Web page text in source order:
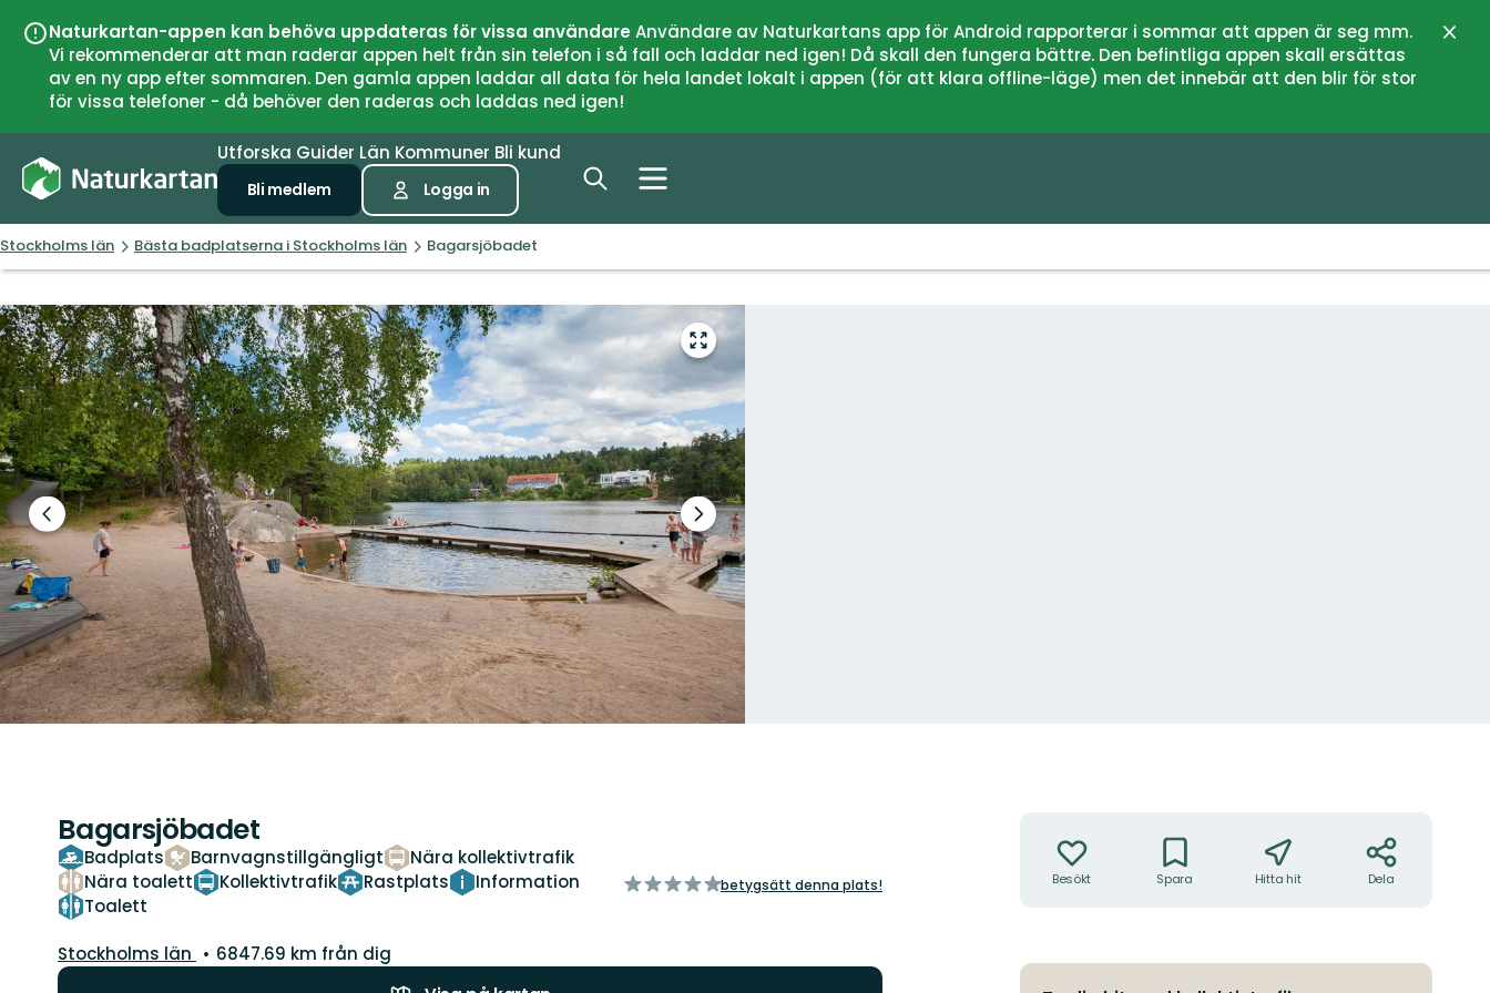
Naturkartan-appen kan behöva uppdateras för vissa användareAnvändare av Naturkartans app för Android rapporterar i sommar att appen är seg mm.
Vi rekommenderar att man raderar appen helt från sin telefon i så fall och laddar ned igen! Då skall den fungera bättre. Den befintliga appen skall ersättas
av en ny app efter sommaren. Den gamla appen laddar all data för hela landet lokalt i appen (för att klara offline-läge) men det innebär att den blir för stor
för vissa telefoner - då behöver den raderas och laddas ned igen!
Utforska Guider Län Kommuner Bli kund
Bli medlem Logga in
Stockholms län Bästa badplatserna i Stockholms län Bagarsjöbadet
Gå
till
helskärmsläge
Föregående
bild
Nästa
bildspel
Bagarsjöbadet
Badplats Barnvagnstillgängligt
Nära kollektivtrafik
Nära toalett
Kollektivtrafik Rastplats
Information
Toalett
av
betygsätt denna plats!
Län:
Stockholms län
6847.69 km från dig
Besökt Spara Hitta hit Dela